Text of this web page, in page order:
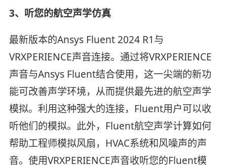
3、听您的航空声学仿真
最新版本的Ansys Fluent 2024 R1与
VRXPERIENCE声音连接。通过将VRXPERIENCE
声音与Ansys Fluent结合使用，这一尖端的新功
能可改善声学环境，从而提供最先进的航空声学
模拟。利用这种强大的连接，Fluent用户可以收
听他们的模拟。此外，Fluent航空声学计算如何
帮助工程师模拟风扇，HVAC系统和风噪声的声
音。使用VRXPERIENCE声音收听您的Fluent模